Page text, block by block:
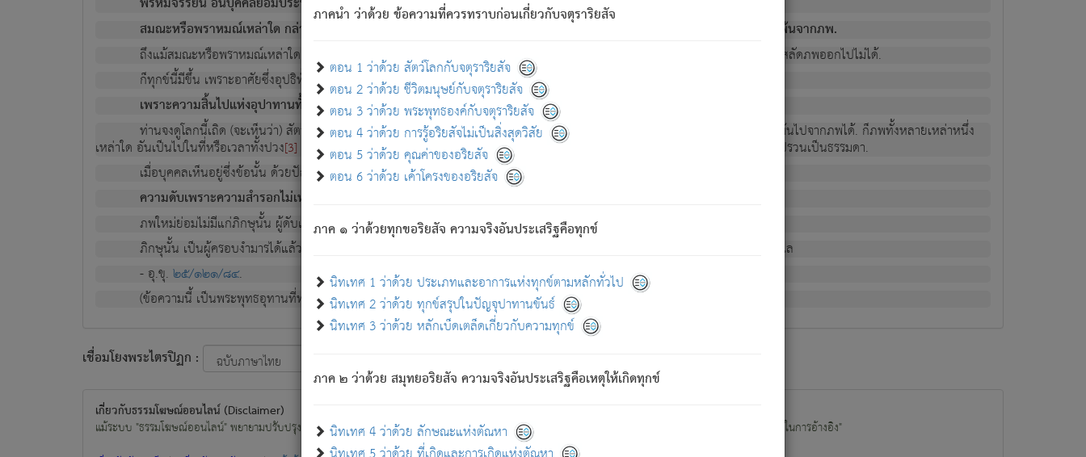
ภาคนำ ว่าด้วย ข้อความที่ควรทราบก่อนเกี่ยวกับจตุราริยสัจ
ตอน 1 ว่าด้วย สัตว์โลกกับจตุราริยสัจ
ตอน 2 ว่าด้วย ชีวิตมนุษย์กับจตุราริยสัจ
ตอน 3 ว่าด้วย พระพุทธองค์กับจตุราริยสัจ
ตอน 4 ว่าด้วย การรู้อริยสัจไม่เป็นสิ่งสุดวิสัย
ตอน 5 ว่าด้วย คุณค่าของอริยสัจ
ตอน 6 ว่าด้วย เค้าโครงของอริยสัจ
ภาค ๑ ว่าด้วยทุกขอริยสัจ ความจริงอันประเสริฐคือทุกข์
นิทเทศ 1 ว่าด้วย ประเภทและอาการแห่งทุกข์ตามหลักทั่วไป
นิทเทศ 2 ว่าด้วย ทุกข์สรุปในปัญจุปาทานขันธ์
นิทเทศ 3 ว่าด้วย หลักเบ็ดเตล็ดเกี่ยวกับความทุกข์
ภาค ๒ ว่าด้วย สมุทยอริยสัจ ความจริงอันประเสริฐคือเหตุให้เกิดทุกข์
นิทเทศ 4 ว่าด้วย ลักษณะแห่งตัณหา
สมณะหรือพราหมณ์เหล่าใด กล่าวความหลุดพ้นจากภพว่ามีได้เพราะภพ เรากล่าวว่า สมณะหรือพราหมณ์ทั้งปวงนั้น มิใช่ผู้หลดพ้นจากภพ.
ถึงแม้สมณะหรือพราหมณ์เหล่าใด กล่าวความออกไปได้จากภพ ว่ามีได้เพราะวิภพ[2]
: เรากล่าวว่า สมณะหรือพราหมณ์ทั้งปวงนั้น ก็ยังสลัดภพออกไปไม่ได้.
ก็ทุกข์นี้มีขึ้น เพราะอาศัยซึ่งอุปธิทั้งปวง.
เพราะความสิ้นไปแห่งอุปาทานทั้งปวง ความเกิดขึ้นแห่งทุกข์จึงไม่มี.
ท่านจงดูโลกนี้เถิด (จะเห็นว่า) สัตว์ทั้งหลายอันอวิชาหนาแน่นบังหนาแล้ว; และว่า สัตว์ผู้ยินดีในภพอันเป็นแล้วนั้น ย่อมไม่เป็นผู้หลุดพ้นไปจากภพได้. ก็ภพทั้งหลายเหล่าหนึ่ง
เหล่าใด อันเป็นไปในที่หรือเวลาทั้งปวง[3] เพื่อความมีแห่งประโยชน์โดยประการทั้งปวง; ภพทั้งหลายทั้งหมดนั้น ไม่เที่ยง เป็นทุกข์ มีความแปรปรวนเป็นธรรมดา.
เมื่อบุคคลเห็นอยู่ซึ่งข้อนั้น ด้วยปัญญาอันชอบตามที่เป็นจริงอย่างนี้อยู่; เขาย่อมละภวตัณหาได้ และไม่เพลิดเพลินวิภวตัณหาด้วย.
ความดับเพราะความสำรอกไม่เหลือ (แห่งภพทั้งหลาย) เพราะความสิ้นไปแห่งตัณหาโดยประการทั้งปวง นั้นคือนิพพาน.
ภพใหม่ย่อมไม่มีแก่ภิกษุนั้น ผู้ดับเย็นสนิทแล้ว เพราะไม่มีความยึดมั่น
ภิกษุนั้น เป็นผู้ครอบงำมารได้แล้ว ชนะสงครามแล้ว ก้าวล่วงภพทั้งหลายทั้งปวงได้แล้ว เป็นผู้คงที่ (คือไม่เปลี่ยนแปลงอีกต่อไป). ดังนี้แล
- อุ.ขุ.๒๕/๑๒๑/๘๔.
(ข้อความนี้ เป็นพระพุทธอุทานที่ทรงเปล่งออก ที่โคนต้นโพธิ์เป็นที่ตรัสรู้ เมื่อตรัสรู้แล้วได้ 7 วัน)
เชื่อมโยงพระไตรปิฏก :
เกี่ยวกับธรรมโฆษณ์ออนไลน์ (Disclaimer)
แม้ระบบ "ธรรมโฆษณ์ออนไลน์" พยายามปรับปรุงข้อมูลให้ถูกต้องมากที่สุด ผู้ศึกษาก็พึงตรวจสอบกับตัวเล่มหนังสือต้นฉบับ ที่มีการพิมพ์ครั้งล่าสุด ก่อนนำข้อมูลไปใช้ในการอ้างอิง"